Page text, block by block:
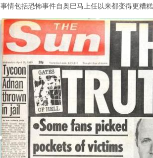
事情包括恐怖事件自奥巴马上任以来都变得更糟糕